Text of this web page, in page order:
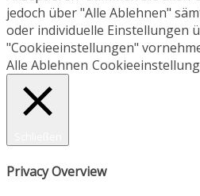
jedoch über "Alle Ablehnen"
oder individuelle Einstellungen
"Cookieeinstellungen"
Alle Ablehnen
Privacy Overview